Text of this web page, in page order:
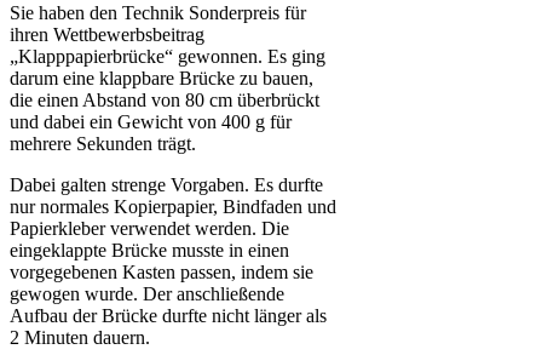
Sie haben den Technik Sonderpreis für
ihren Wettbewerbsbeitrag
„Klapppapierbrücke“ gewonnen. Es ging
darum eine klappbare Brücke zu bauen,
die einen Abstand von 80 cm überbrückt
und dabei ein Gewicht von 400 g für
mehrere Sekunden trägt.
Dabei galten strenge Vorgaben. Es durfte
nur normales Kopierpapier, Bindfaden und
Papierkleber verwendet werden. Die
eingeklappte Brücke musste in einen
vorgegebenen Kasten passen, indem sie
gewogen wurde. Der anschließende
Aufbau der Brücke durfte nicht länger als
2 Minuten dauern.